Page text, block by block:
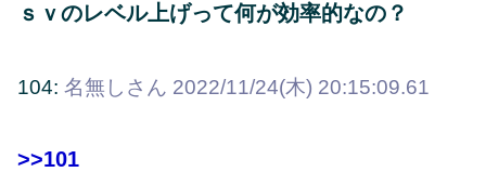
ｓｖのレベル上げって何が効率的なの？
104: 名無しさん 2022/11/24(木) 20:15:09.61
>>101